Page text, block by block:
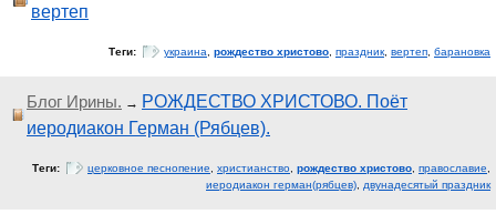
вертеп
Теги: украина рождество христово праздник вертеп барановка
Блог Ирины. → РОЖДЕСТВО ХРИСТОВО. Поёт
иеродиакон Герман (Рябцев).
Теги: церковное песнопение христианство рождество христово православие
иеродиакон герман(рябцев)
двунадесятый праздник